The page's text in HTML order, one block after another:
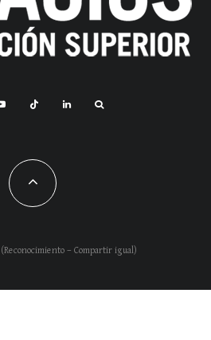
(Reconocimiento – Compartir igual)